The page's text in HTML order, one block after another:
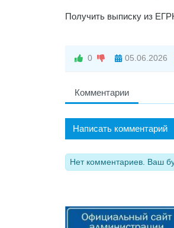
Получить выписку из
0 05.06.2026
Комментарии
Написать комментарий
Нет комментариев. Ваш